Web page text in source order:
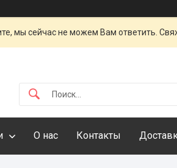
мы сейчас не можем Вам ответить.
О нас Контакты